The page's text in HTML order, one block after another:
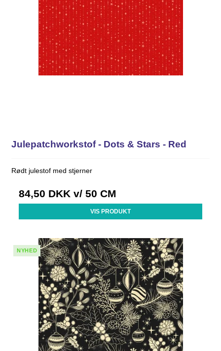
Julepatchworkstof - Dots & Stars - Red
Rødt julestof med stjerner
84,50 DKK v/ 50 CM
VIS PRODUKT
NYHED